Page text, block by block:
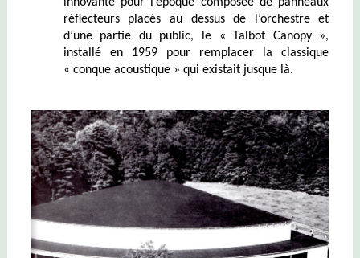
innovante pour l’époque composée de panneaux
réflecteurs placés au dessus de l’orchestre et
d’une partie du public, le « Talbot Canopy »,
installé en 1959 pour remplacer la classique
« conque acoustique » qui existait jusque là.